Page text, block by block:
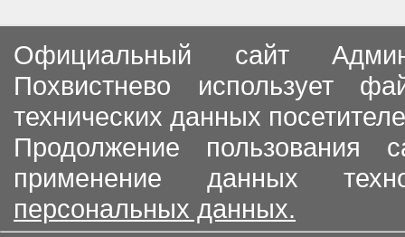
Официальный сайт
Похвистнево использует
технических данных
Продолжение пользования
применение данных
персональных данных.